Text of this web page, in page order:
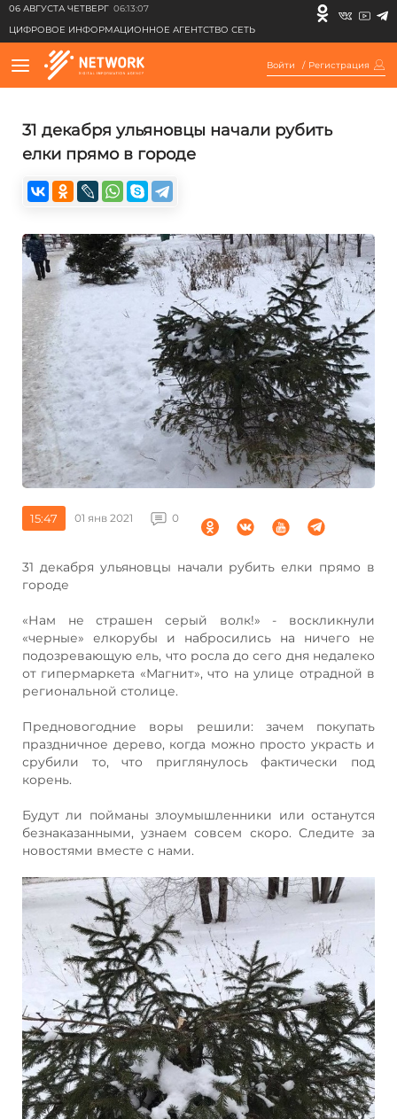
06 АВГУСТА ЧЕТВЕРГ 06:13:07
ЦИФРОВОЕ ИНФОРМАЦИОННОЕ АГЕНТСТВО СЕТЬ
Войти / Регистрация
31 декабря ульяновцы начали рубить
елки прямо в городе
15:47 01 янв 2021 0
31 декабря ульяновцы начали рубить елки прямо в
городе
«Нам не страшен серый волк!» - воскликнули
«черные» елкорубы и набросились на ничего не
подозревающую ель, что росла до сего дня недалеко
от гипермаркета «Магнит», что на улице отрадной в
региональной столице.
Предновогодние воры решили: зачем покупать
праздничное дерево, когда можно просто украсть и
срубили то, что приглянулось фактически под
корень.
Будут ли пойманы злоумышленники или останутся
безнаказанными, узнаем совсем скоро. Следите за
новостями вместе с нами.